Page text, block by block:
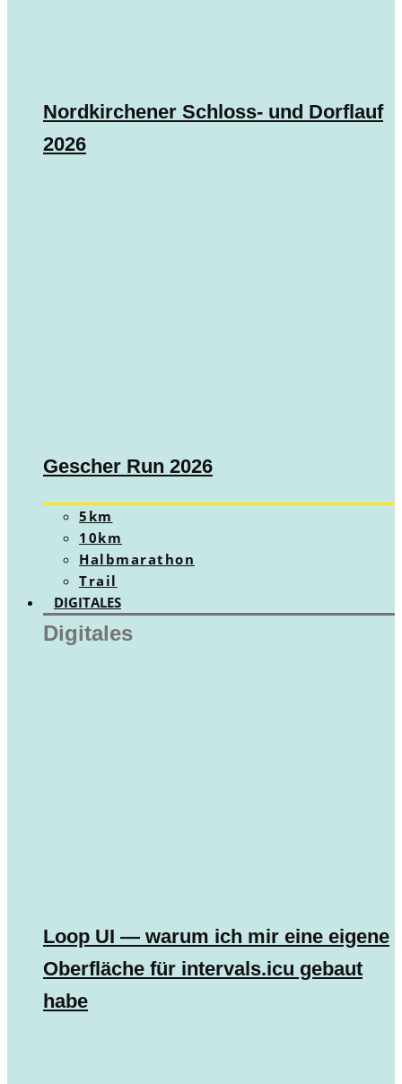
Nordkirchener Schloss- und Dorflauf
2026
Gescher Run 2026
5km
10km
Halbmarathon
Trail
DIGITALES
Digitales
Loop UI — warum ich mir eine eigene
Oberfläche für intervals.icu gebaut
habe